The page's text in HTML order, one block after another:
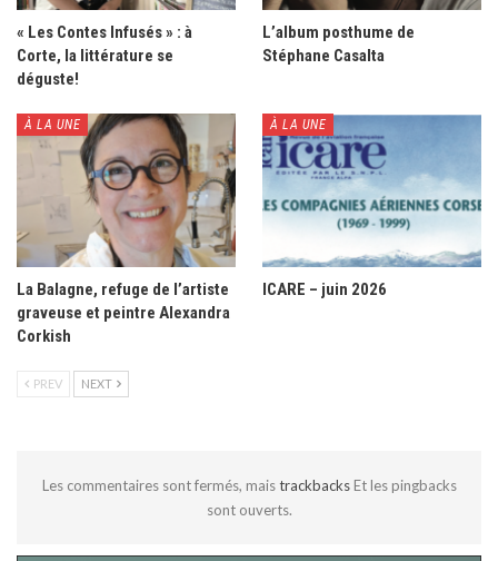
« Les Contes Infusés » : à
Corte, la littérature se
déguste!
L’album posthume de
Stéphane Casalta
À LA UNE
La Balagne, refuge de l’artiste
graveuse et peintre Alexandra
Corkish
À LA UNE
ICARE – juin 2026
PREV NEXT
Les commentaires sont fermés, maistrackbacks Et les pingbacks
sont ouverts.